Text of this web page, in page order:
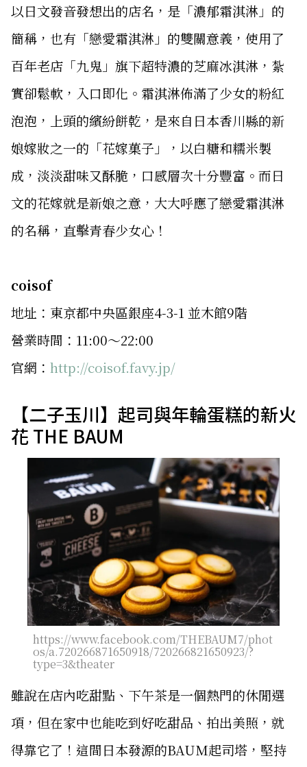
以日文發音發想出的店名，是「濃郁霜淇淋」的
簡稱，也有「戀愛霜淇淋」的雙關意義，使用了
百年老店「九鬼」旗下超特濃的芝麻冰淇淋，紮
實卻鬆軟，入口即化。霜淇淋佈滿了少女的粉紅
泡泡，上頭的繽紛餅乾，是來自日本香川縣的新
娘嫁妝之一的「花嫁菓子」，以白糖和糯米製
成，淡淡甜味又酥脆，口感層次十分豐富。而日
文的花嫁就是新娘之意，大大呼應了戀愛霜淇淋
的名稱，直擊青春少女心！
coisof
地址：東京都中央區銀座4-3-1 並木館9階
營業時間：11:00〜22:00
官網： http://coisof.favy.jp/
【二子玉川】起司與年輪蛋糕的新火
花 THE BAUM
https://www.facebook.com/THEBAUM7/phot
os/a.720266871650918/720266821650923/?
type=3&theater
雖說在店內吃甜點、下午茶是一個熱門的休閒選
項，但在家中也能吃到好吃甜品、拍出美照，就
得靠它了！這間日本發源的BAUM起司塔，堅持